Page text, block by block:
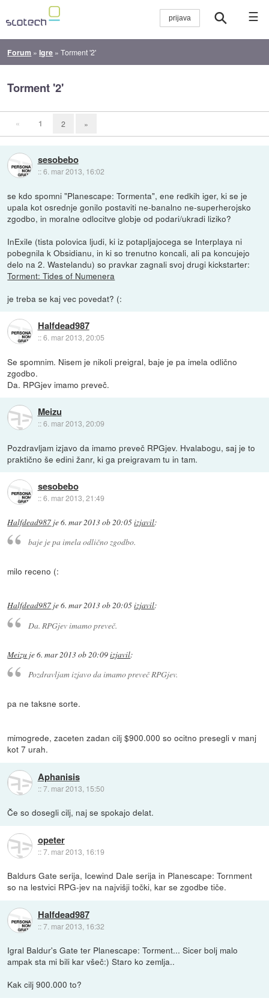
☰
Forum »Igre »Torment '2'
Torment '2'
« 1 2 »
sesobebo
::6. mar 2013, 16:02
se kdo spomni "Planescape: Tormenta", ene redkih iger, ki se je
upala kot osrednje gonilo postaviti ne-banalno ne-superherojsko
zgodbo, in moralne odlocitve globje od podari/ukradi liziko?
InExile (tista polovica ljudi, ki iz potapljajocega se Interplaya ni
pobegnila k Obsidianu, in ki so trenutno koncali, ali pa koncujejo
delo na 2. Wastelandu) so pravkar zagnali svoj drugi kickstarter:
Torment: Tides of Numenera
je treba se kaj vec povedat? (:
Halfdead987
::6. mar 2013, 20:05
Se spomnim. Nisem je nikoli preigral, baje je pa imela odlično
zgodbo.
Da. RPGjev imamo preveč.
Meizu
::6. mar 2013, 20:09
Pozdravljam izjavo da imamo preveč RPGjev. Hvalabogu, saj je to
praktično še edini žanr, ki ga preigravam tu in tam.
sesobebo
::6. mar 2013, 21:49
Halfdead987 je6. mar 2013 ob 20:05izjavil:
baje je pa imela odlično zgodbo.
milo receno (:
Halfdead987 je6. mar 2013 ob 20:05izjavil:
Da. RPGjev imamo preveč.
Meizu je6. mar 2013 ob 20:09izjavil:
Pozdravljam izjavo da imamo preveč RPGjev.
pa ne taksne sorte.
mimogrede, zaceten zadan cilj $900.000 so ocitno presegli v manj
kot 7 urah.
Aphanisis
::7. mar 2013, 15:50
Če so dosegli cilj, naj se spokajo delat.
opeter
::7. mar 2013, 16:19
Baldurs Gate serija, Icewind Dale serija in Planescape: Tornment
so na lestvici RPG-jev na najvišji točki, kar se zgodbe tiče.
Halfdead987
::7. mar 2013, 16:32
Igral Baldur's Gate ter Planescape: Torment... Sicer bolj malo
ampak sta mi bili kar všeč:) Staro ko zemlja..
Kak cilj 900.000 to?